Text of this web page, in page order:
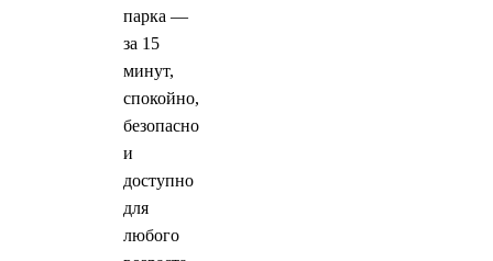
парка —
за 15
минут,
спокойно,
безопасно
и
доступно
для
любого